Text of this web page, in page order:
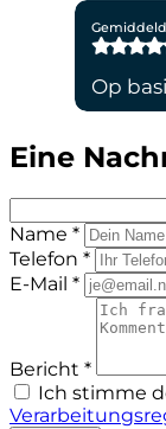
Eine
Name *
Telefon *
E-Mail *
Bericht *
Ich stimme